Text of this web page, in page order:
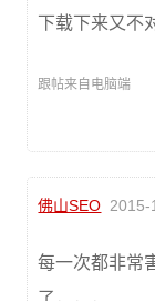
下载下来又不
跟帖来自电脑端
佛山SEO 2015-
每一次都非常